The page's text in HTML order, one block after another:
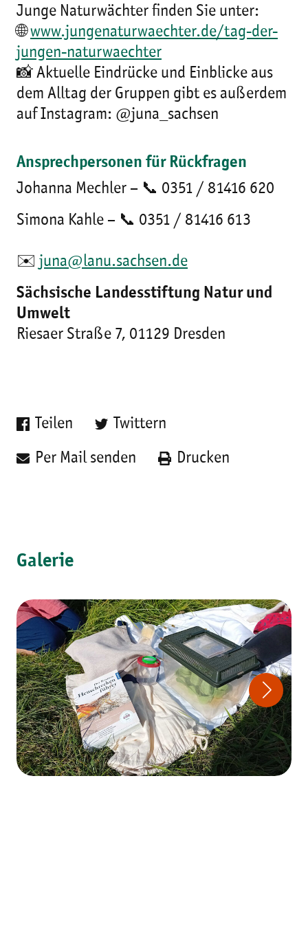
Junge Naturwächter finden Sie unter:
🌐www.jungenaturwaechter.de/tag-der-
jungen-naturwaechter
📸 Aktuelle Eindrücke und Einblicke aus
dem Alltag der Gruppen gibt es außerdem
auf Instagram: @juna_sachsen
Ansprechpersonen für Rückfragen
Johanna Mechler – 📞 0351 / 81416 620
Simona Kahle – 📞 0351 / 81416 613
✉️ juna@lanu.sachsen.de
Sächsische Landesstiftung Natur und
Umwelt
Riesaer Straße 7, 01129 Dresden
Teilen Twittern
Per Mail senden Drucken
Galerie